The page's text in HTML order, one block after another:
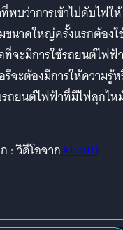
พบว่าการเข้าไปดับไฟให้
นาดใหญ่ครั้งแรกต้องใ
ที่จะมีการใช้รถยนต์ไฟฟ้า
จะต้องมีการให้ความรู้
ถยนต์ไฟฟ้าที่มีไฟลุกไห
: วิดีโอจากkhou11